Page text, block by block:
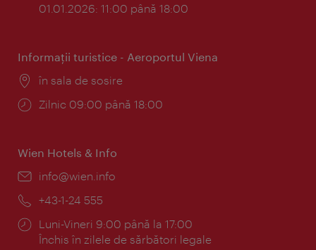
01.01.2026: 11:00 până 18:00
Informaţii turistice - Aeroportul Viena
Locul:
în sala de sosire
Program:
Zilnic 09:00 până 18:00
Wien Hotels & Info
E-
info@wien.info
Telefon:
+43-1-24 555
Program:
Luni-Vineri 9:00 până la 17:00
Închis în zilele de sărbători legale